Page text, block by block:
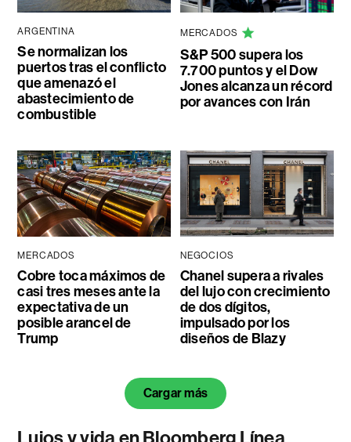
ARGENTINA
Se normalizan los
puertos tras el conflicto
que amenazó el
abastecimiento de
combustible
MERCADOS
S&P 500 supera los
7.700 puntos y el Dow
Jones alcanza un récord
por avances con Irán
MERCADOS
Cobre toca máximos de
casi tres meses ante la
expectativa de un
posible arancel de
Trump
NEGOCIOS
Chanel supera a rivales
del lujo con crecimiento
de dos dígitos,
impulsado por los
diseños de Blazy
Cargar más